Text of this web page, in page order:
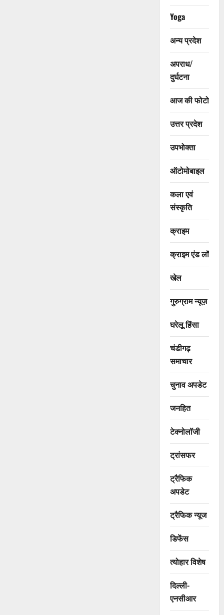
Yoga
अन्य प्रदेश
अपराध/
दुर्घटना
आज की फोटो
उत्तर प्रदेश
उपभोक्ता
ऑटोमोबाइल
कला एवं
संस्कृति
क्राइम
क्राइम एंड लॉ
खेल
गुरुग्राम न्यूज़
घरेलू हिंसा
चंडीगढ़
समाचार
चुनाव अपडेट
जनहित
टेक्नोलॉजी
ट्रांसफर
ट्रैफिक
अपडेट
ट्रैफिक न्यूज
डिफेंस
त्योहार विशेष
दिल्ली-
एनसीआर